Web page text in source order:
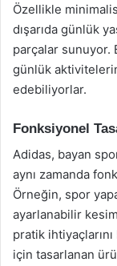
Özellikle
dışarıda günlük
parçalar sunuyor.
günlük
edebiliyorlar.
Fonksiyonel
Adidas, bayan
aynı zamanda
Örneğin, spor
ayarlanabilir
pratik ihtiyaçlarını
için tasarlanan